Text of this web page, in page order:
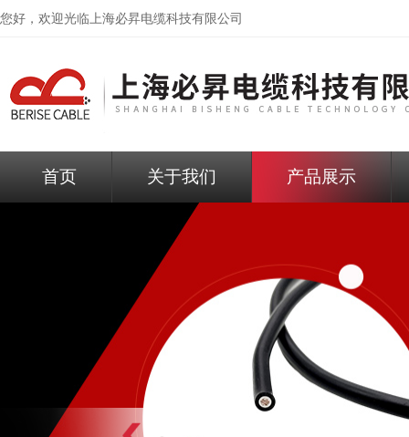
您好，欢迎光临上海必昇电缆科技有限公司
首页 关于我们 产品展示